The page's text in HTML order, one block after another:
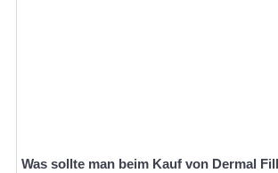
Was sollte man beim Kauf von Dermal